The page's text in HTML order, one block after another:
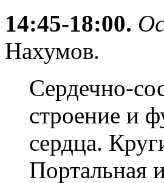
14:45-18:00.
Нахумов.
Сердечно-
строение и
сердца.
Портальная